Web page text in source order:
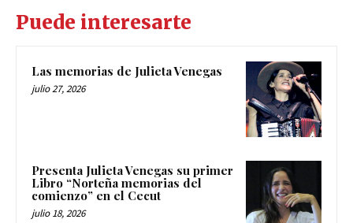
Puede interesarte
Las memorias de Julieta Venegas
julio 27, 2026
Presenta Julieta Venegas su primer
Libro “Norteña memorias del
comienzo” en el Cecut
julio 18, 2026